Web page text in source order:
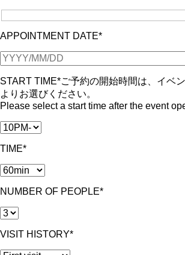
APPOINTMENT DATE*
START TIME*ご予約の開始時間は、イベ
よりお選びください。
Please select a start time after the event
TIME*
NUMBER OF PEOPLE*
VISIT HISTORY*